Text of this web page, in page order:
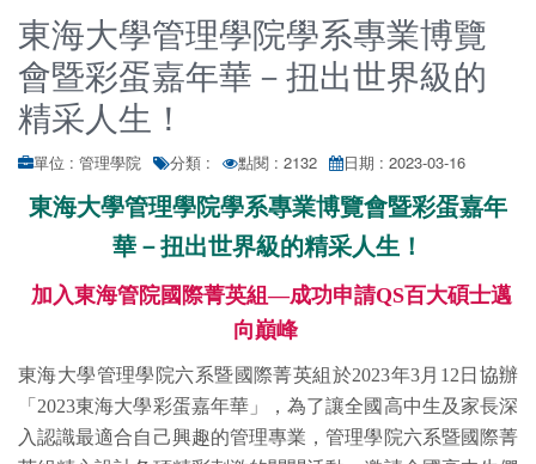
東海大學管理學院學系專業博覽
會暨彩蛋嘉年華－扭出世界級的
精采人生！
單位 : 管理學院 分類 : 點閱 : 2132 日期 : 2023-03-16
東海大學管理學院學系專業博覽會暨彩蛋嘉年
華－扭出世界級的精采人生！
加入東海管院國際菁英組—成功申請QS百大碩士邁
向巔峰
東海大學管理學院六系暨國際菁英組於2023年3月12日協辦
「2023東海大學彩蛋嘉年華」，為了讓全國高中生及家長深
入認識最適合自己興趣的管理專業，管理學院六系暨國際菁